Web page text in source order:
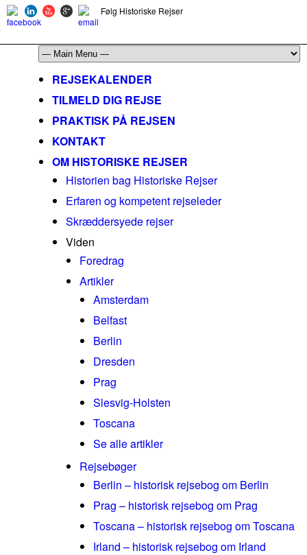
Følg Historiske Rejser
REJSEKALENDER
TILMELD DIG REJSE
PRAKTISK PÅ REJSEN
KONTAKT
OM HISTORISKE REJSER
Historien bag Historiske Rejser
Erfaren og kompetent rejseleder
Skræddersyede rejser
Viden
Foredrag
Artikler
Amsterdam
Belfast
Berlin
Dresden
Prag
Slesvig-Holsten
Toscana
Se alle artikler
Rejsebøger
Berlin – historisk rejsebog om Berlin
Prag – historisk rejsebog om Prag
Toscana – historisk rejsebog om Toscana
Irland – historisk rejsebog om Irland